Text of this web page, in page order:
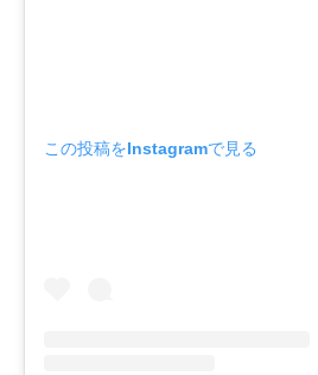
この投稿をInstagramで見る